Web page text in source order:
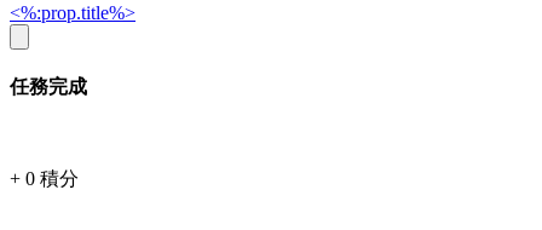
<%:prop.title%>
任務完成
+ 0 積分